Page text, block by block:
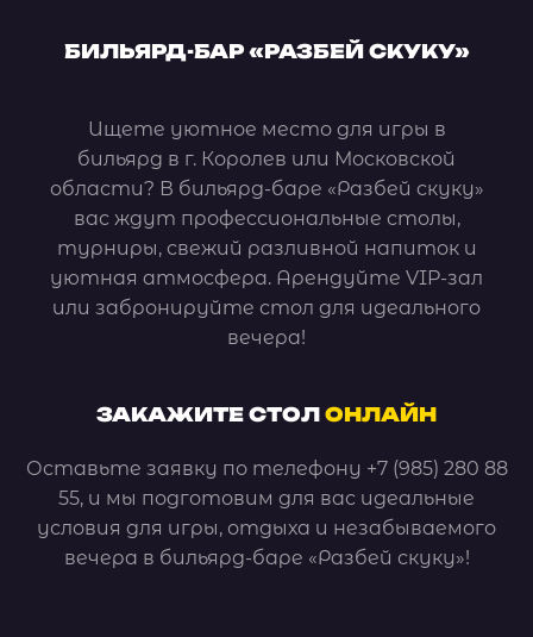
БИЛЬЯРД-БАР «РАЗБЕЙ СКУКУ»
Ищете уютное место для игры в
бильярд в г. Королев или Московской
области? В бильярд-баре «Разбей скуку»
вас ждут профессиональные столы,
турниры, свежий разливной напиток и
уютная атмосфера. Арендуйте VIP-зал
или забронируйте стол для идеального
вечера!
ЗАКАЖИТЕ СТОЛ ОНЛАЙН
Оставьте заявку по телефону +7 (985) 280 88
55, и мы подготовим для вас идеальные
условия для игры, отдыха и незабываемого
вечера в бильярд-баре «Разбей скуку»!